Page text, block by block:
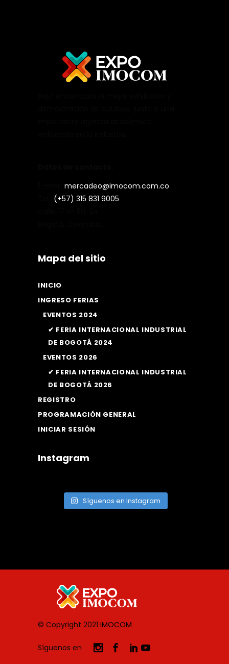
mercadeo@imocom.com.co
(+57) 315 831 9005
Mapa del sitio
INICIO
INGRESO FERIAS
EVENTOS 2024
✔ FERIA INTERNACIONAL INDUSTRIAL
DE BOGOTÁ 2024
EVENTOS 2026
✔ FERIA INTERNACIONAL INDUSTRIAL
DE BOGOTÁ 2026
REGISTRO
PROGRAMACIÓN GENERAL
INICIAR SESIÓN
Instagram
Síguenos en Instagram
© Copyright 2021 IMOCOM
Síguenos en